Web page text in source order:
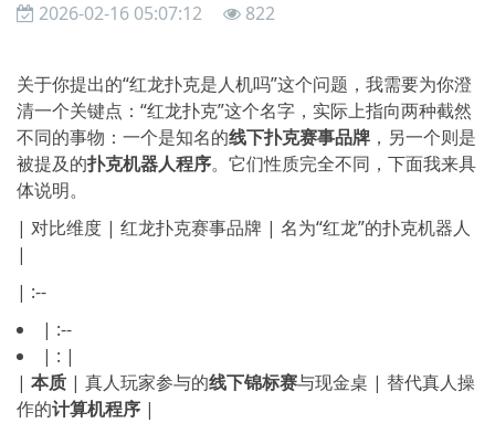
2026-02-16 05:07:12 822
关于你提出的“红龙扑克是人机吗”这个问题，我需要为你澄
清一个关键点：“红龙扑克”这个名字，实际上指向两种截然
不同的事物：一个是知名的线下扑克赛事品牌 ，另一个则是
被提及的扑克机器人程序。它们性质完全不同，下面我来具
体说明。
| 对比维度 | 红龙扑克赛事品牌 | 名为“红龙”的扑克机器人
|
| :--
| :--
| : |
| 本质 | 真人玩家参与的线下锦标赛与现金桌 | 替代真人操
作的计算机程序 |